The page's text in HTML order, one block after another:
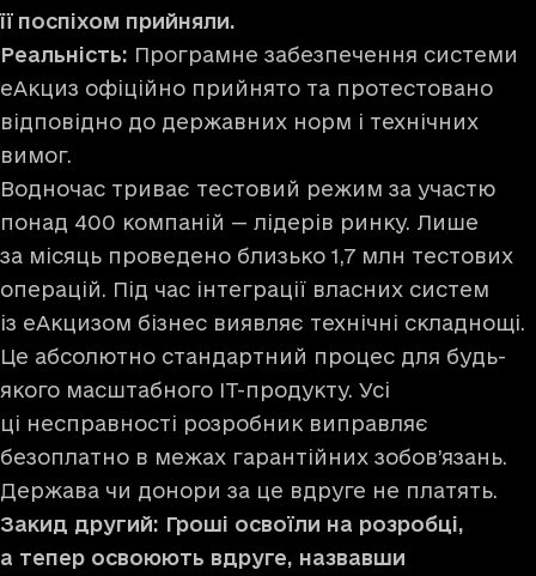
її поспіхом прийняли.
Реальність: Програмне забезпечення системи
еАкциз офіційно прийнято та протестовано
відповідно до державних норм і технічних
вимог.
Водночас триває тестовий режим за участю
понад 400 компаній — лідерів ринку. Лише
за місяць проведено близько 1,7 млн тестових
операцій. Під час інтеграції власних систем
із еАкцизом бізнес виявляє технічні складнощі.
Це абсолютно стандартний процес для будь-
якого масштабного ІТ-продукту. Усі
ці несправності розробник виправляє
безоплатно в межах гарантійних зобов’язань.
Держава чи донори за це вдруге не платять.
Закид другий: Гроші освоїли на розробці,
а тепер освоюють вдруге, назвавши